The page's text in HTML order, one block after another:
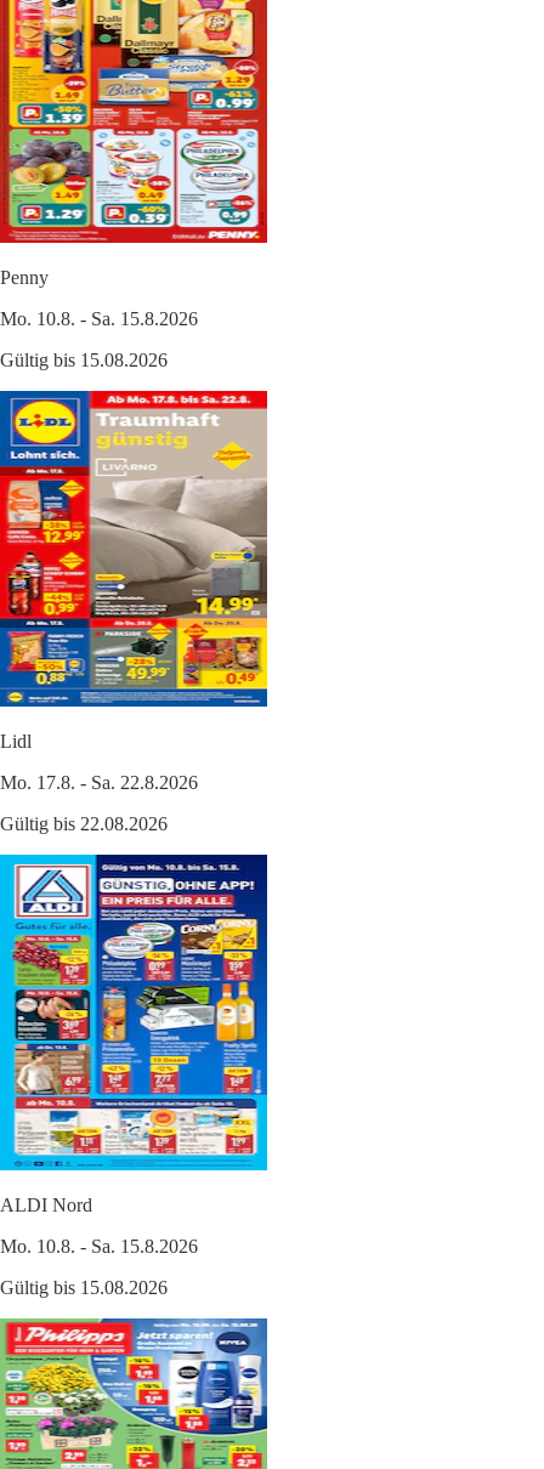
Penny
Mo. 10.8. - Sa. 15.8.2026
Gültig bis 15.08.2026
Lidl
Mo. 17.8. - Sa. 22.8.2026
Gültig bis 22.08.2026
ALDI Nord
Mo. 10.8. - Sa. 15.8.2026
Gültig bis 15.08.2026